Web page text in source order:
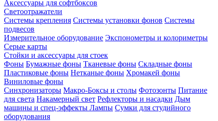
Аксессуары для софтбоксов
Светоотражатели
Системы крепления Системы установки фонов Системы
подвесов
Измерительное оборудование Экспонометры и колориметры
Серые карты
Стойки и аксессуары для стоек
Фоны Бумажные фоны Тканевые фоны Складные фоны
Пластиковые фоны Нетканые фоны Хромакей фоны
Виниловые фоны
Синхронизаторы Макро-Боксы и столы Фотозонты Питание
для света Накамерный свет Рефлекторы и насадки Дым
машины и спец-эффекты Лампы Сумки для студийного
оборудования